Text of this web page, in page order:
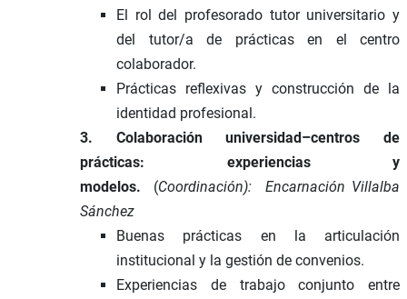
El rol del profesorado tutor universitario y
del tutor/a de prácticas en el centro
colaborador.
Prácticas reflexivas y construcción de la
identidad profesional.
3. Colaboración universidad–centros de
prácticas: experiencias y
modelos.
(Coordinación): Encarnación Villalba
Sánchez
Buenas prácticas en la articulación
institucional y la gestión de convenios.
Experiencias de trabajo conjunto entre